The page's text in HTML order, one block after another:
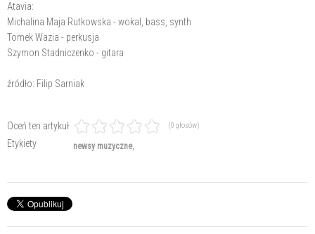
Atavia:
Michalina Maja Rutkowska - wokal, bass, synth
Tomek Wazia - perkusja
Szymon Stadniczenko - gitara
źródło: Filip Sarniak
Oceń ten artykuł (0 głosów)
Etykiety newsy muzyczne